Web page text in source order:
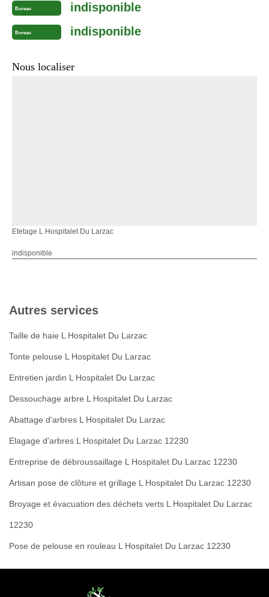
Bureau indisponible
Bureau indisponible
Nous localiser
Etetage L Hospitalet Du Larzac
indisponible
Autres services
Taille de haie L Hospitalet Du Larzac
Tonte pelouse L Hospitalet Du Larzac
Entretien jardin L Hospitalet Du Larzac
Dessouchage arbre L Hospitalet Du Larzac
Abattage d'arbres L Hospitalet Du Larzac
Elagage d'arbres L Hospitalet Du Larzac 12230
Entreprise de débroussaillage L Hospitalet Du Larzac 12230
Artisan pose de clôture et grillage L Hospitalet Du Larzac 12230
Broyage et évacuation des déchets verts L Hospitalet Du Larzac
12230
Pose de pelouse en rouleau L Hospitalet Du Larzac 12230